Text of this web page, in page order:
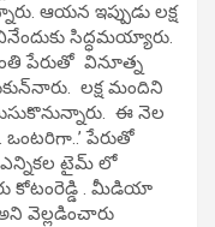
ఆయన ఇప్పుడు లక్ష
సిద్ధమయ్యారు.
పేరుతో వినూత్న
లక్ష మందిని
ఈ నెల
ఒంటరిగా..’ పేరుతో
టైమ్ లో
కోటంరెడ్డి . మీడియా
వెల్లడించారు